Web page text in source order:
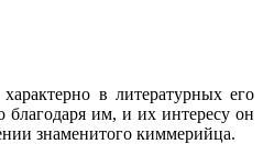
в литературных его
благодаря им, и их интересу он
знаменитого киммерийца.